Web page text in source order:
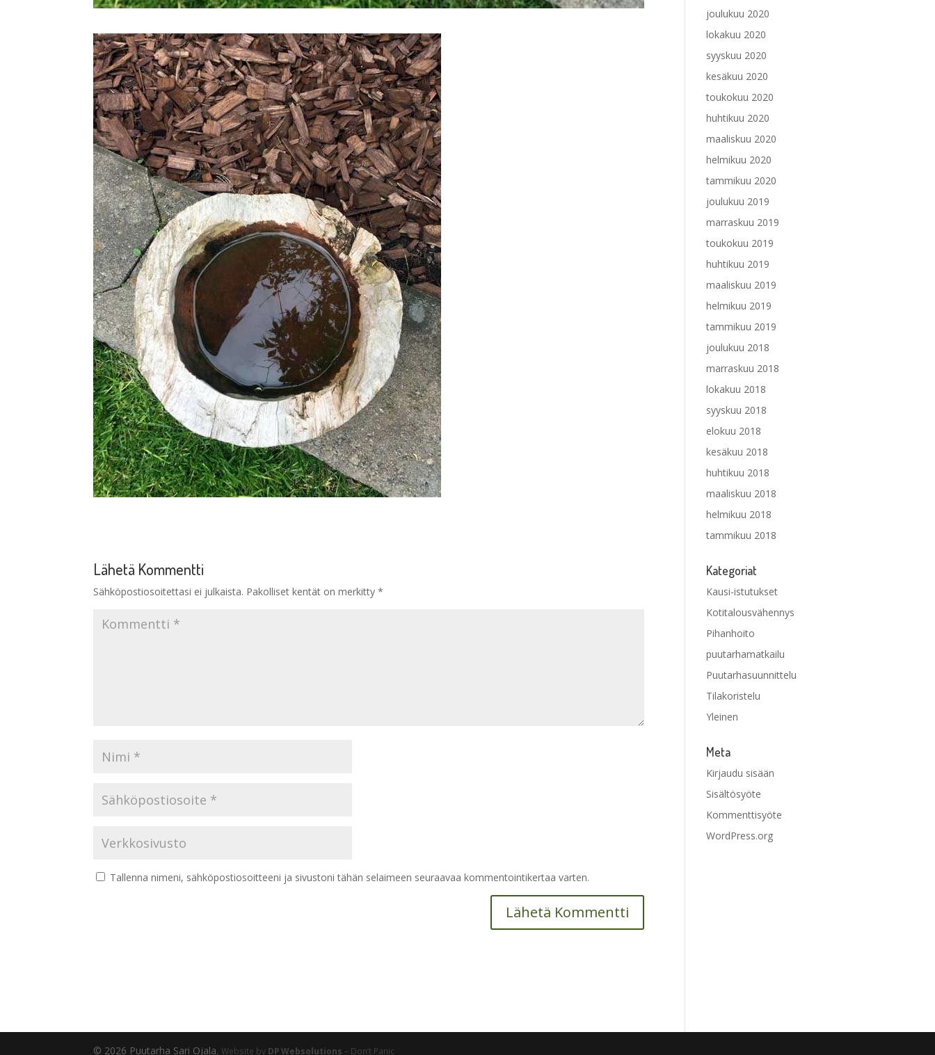
Lähetä Kommentti
Sähköpostiosoitettasi ei julkaista. Pakolliset kentät on merkitty*
Tallenna nimeni, sähköpostiosoitteeni ja sivustoni tähän selaimeen seuraavaa kommentointikertaa varten.
joulukuu 2020
lokakuu 2020
syyskuu 2020
kesäkuu 2020
toukokuu 2020
huhtikuu 2020
maaliskuu 2020
helmikuu 2020
tammikuu 2020
joulukuu 2019
marraskuu 2019
toukokuu 2019
huhtikuu 2019
maaliskuu 2019
helmikuu 2019
tammikuu 2019
joulukuu 2018
marraskuu 2018
lokakuu 2018
syyskuu 2018
elokuu 2018
kesäkuu 2018
huhtikuu 2018
maaliskuu 2018
helmikuu 2018
tammikuu 2018
Kategoriat
Kausi-istutukset
Kotitalousvähennys
Pihanhoito
puutarhamatkailu
Puutarhasuunnittelu
Tilakoristelu
Yleinen
Meta
Kirjaudu sisään
Sisältösyöte
Kommenttisyöte
WordPress.org
© 2026 Puutarha Sari Ojala.Website by DP Websolutions – Don’t Panic